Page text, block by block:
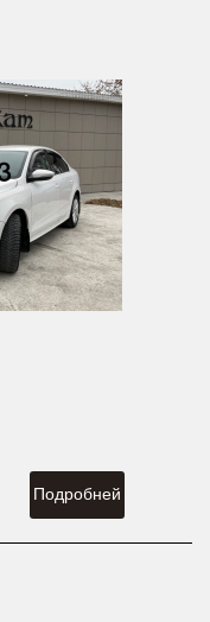
Подробней